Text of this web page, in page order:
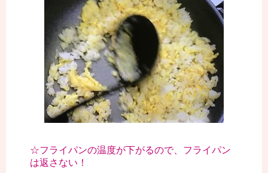
☆フライパンの温度が下がるので、フライパン
は返さない！